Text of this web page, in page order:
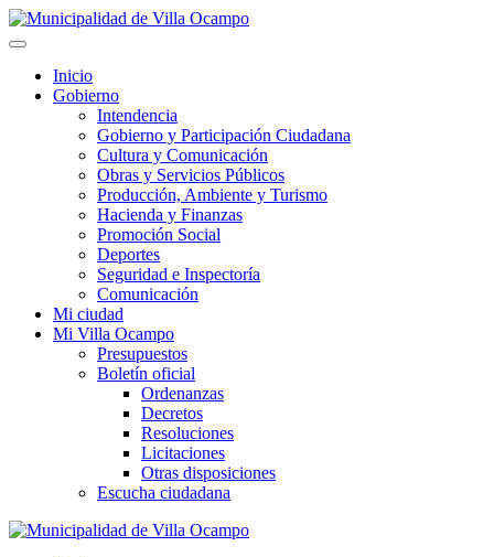
Inicio
Gobierno
Intendencia
Gobierno y Participación Ciudadana
Cultura y Comunicación
Obras y Servicios Públicos
Producción, Ambiente y Turismo
Hacienda y Finanzas
Promoción Social
Deportes
Seguridad e Inspectoría
Comunicación
Mi ciudad
Mi Villa Ocampo
Presupuestos
Boletín oficial
Ordenanzas
Decretos
Resoluciones
Licitaciones
Otras disposiciones
Escucha ciudadana